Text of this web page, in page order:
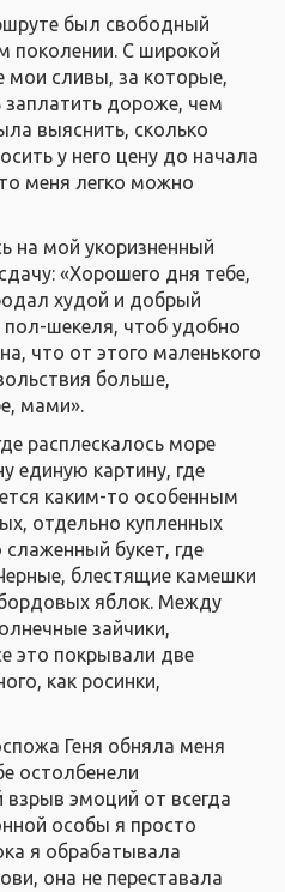
был свободный
поколении. С широкой
мои сливы, за которые,
заплатить дороже, чем
выяснить, сколько
у него цену до начала
меня легко можно
на мой укоризненный
«Хорошего дня тебе,
худой и добрый
шекеля, чтоб удобно
что от этого маленького
больше,
мами».
расплескалось море
единую картину, где
каким-то особенным
отдельно купленных
букет, где
блестящие камешки
яблок. Между
зайчики,
это покрывали две
как росинки,
Геня обняла меня
остолбенели
эмоций от всегда
особы я просто
я обрабатывала
она не переставала